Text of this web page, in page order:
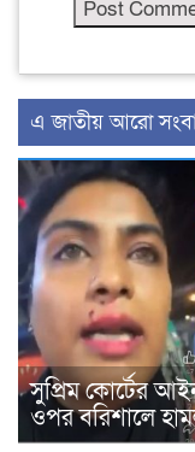
এ জাতীয় আরো
সুপ্রিম কোর্টের
ওপর বরিশালে